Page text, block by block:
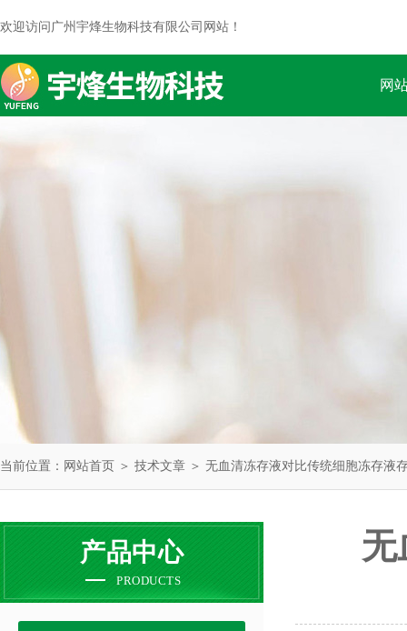
欢迎访问广州宇烽生物科技有限公司网站！
网
当前位置： 网站首页 ＞ 技术文章 ＞ 无血清冻存液对比传统细胞冻存液
产品中心
PRODUCTS
无